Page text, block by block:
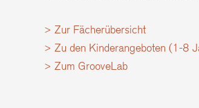
> Zur Fächerübersicht
> Zu den Kinderangeboten (1-8
> Zum GrooveLab